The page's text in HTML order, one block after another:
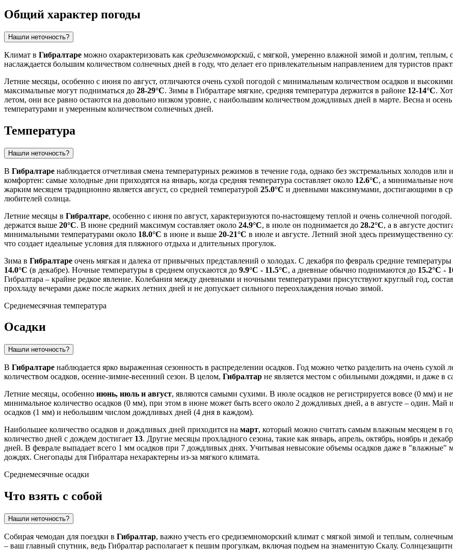
Общий характер погоды
Нашли неточность?
Климат в Гибралтаре можно охарактеризовать как средиземноморский, с мягкой, умеренно влажной зимой и долгим, теплым,
наслаждается большим количеством солнечных дней в году, что делает его привлекательным направлением для туристов
Летние месяцы, особенно с июня по август, отличаются очень сухой погодой с минимальным количеством осадков и
максимальные могут подниматься до 28-29°C. Зимы в Гибралтаре мягкие, средняя температура держится в районе 12-14°C.
летом, они все равно остаются на довольно низком уровне, с наибольшим количеством дождливых дней в марте. Весна и
температурами и умеренным количеством солнечных дней.
Температура
Нашли неточность?
В Гибралтаре наблюдается отчетливая смена температурных режимов в течение года, однако без экстремальных холодов
комфортен: самые холодные дни приходятся на январь, когда средняя температура составляет около 12.6°C, а минимальные
жарким месяцем традиционно является август, со средней температурой 25.0°C и дневными максимумами, достигающими в
любителей солнца.
Летние месяцы в Гибралтаре, особенно с июня по август, характеризуются по-настоящему теплой и очень солнечной
держатся выше 20°C. В июне средний максимум составляет около 24.9°C, в июле он поднимается до 28.2°C, а в августе
минимальными температурами около 18.0°C в июне и выше 20-21°C в июле и августе. Летний зной здесь преимущественно
что создает идеальные условия для пляжного отдыха и длительных прогулок.
Зима в Гибралтаре очень мягкая и далека от привычных представлений о холодах. С декабря по февраль средние
14.0°C (в декабре). Ночные температуры в среднем опускаются до 9.9°C - 11.5°C, а дневные обычно поднимаются до 15.2°C -
Гибралтара – крайне редкое явление. Колебания между дневными и ночными температурами присутствуют круглый год,
прохладу вечерами даже после жарких летних дней и не допускает сильного переохлаждения ночью зимой.
Среднемесячная температура
Осадки
Нашли неточность?
В Гибралтаре наблюдается ярко выраженная сезонность в распределении осадков. Год можно четко разделить на очень
количеством осадков, осенне-зимне-весенний сезон. В целом, Гибралтар не является местом с обильными дождями, и даже в
Летние месяцы, особенно июнь, июль и август, являются самыми сухими. В июле осадков не регистрируется вовсе (0 мм) и
минимальное количество осадков (0 мм), при этом в июне может быть всего около 2 дождливых дней, а в августе – один. Май
осадков (1 мм) и небольшим числом дождливых дней (4 дня в каждом).
Наибольшее количество осадков и дождливых дней приходится на март, который можно считать самым влажным месяцем в
количество дней с дождем достигает 13. Другие месяцы прохладного сезона, такие как январь, апрель, октябрь, ноябрь и
дней. В феврале выпадает всего 1 мм осадков при 7 дождливых днях. Учитывая невысокие объемы осадков даже в "влажные"
дождях. Снегопады для Гибралтара нехарактерны из-за мягкого климата.
Среднемесячные осадки
Что взять с собой
Нашли неточность?
Собирая чемодан для поездки в Гибралтар, важно учесть его средиземноморский климат с мягкой зимой и теплым,
– ваш главный спутник, ведь Гибралтар располагает к пешим прогулкам, включая подъем на знаменитую Скалу.